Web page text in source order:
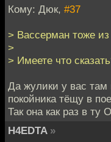
Кому: Дюк, #37
> Вассерман тоже
>
> Имеете что
Да жулики у вас там
покойника тёщу в
Так она как раз в ту
H4EDTA »